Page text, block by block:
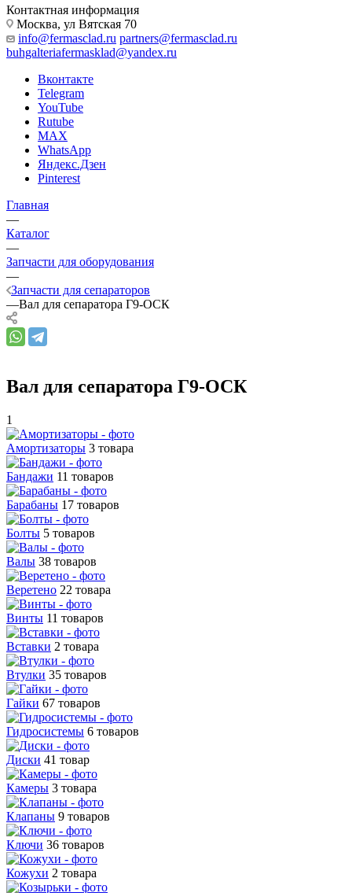
Контактная информация
Москва, ул Вятская 70
info@fermasclad.ru partners@fermasclad.ru
buhgalteriafermasklad@yandex.ru
Вконтакте
Telegram
YouTube
Rutube
MAX
WhatsApp
Яндекс.Дзен
Pinterest
Главная
—
Каталог
—
Запчасти для оборудования
—
Запчасти для сепараторов
—Вал для сепаратора Г9-ОСК
Вал для сепаратора Г9-ОСК
1
Амортизаторы 3 товара
Бандажи 11 товаров
Барабаны 17 товаров
Болты 5 товаров
Валы 38 товаров
Веретено 22 товара
Винты 11 товаров
Вставки 2 товара
Втулки 35 товаров
Гайки 67 товаров
Гидросистемы 6 товаров
Диски 41 товар
Камеры 3 товара
Клапаны 9 товаров
Ключи 36 товаров
Кожухи 2 товара